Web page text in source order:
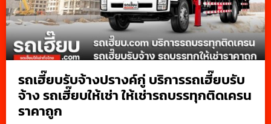
รถเฮี๊ยบรับจ้างปรางค์กู่ บริการรถเฮี๊ยบรับ
จ้าง รถเฮี๊ยบให้เช่า ให้เช่ารถบรรทุกติดเครน
ราคาถูก